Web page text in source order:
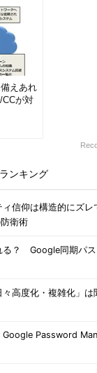
コーダ
・セキュリティ監査
運用改善コンサルテ
ている。
ティを世に広げるべ
翔泳社）がある。個
注記として「「\」
は「\\」とエスケープ
記いたしました。
えあれ
CCが対
ンキング
ィ信仰は構造的にズ
衛術
る？ Google同期パス
々高度化・複雑化」
Password